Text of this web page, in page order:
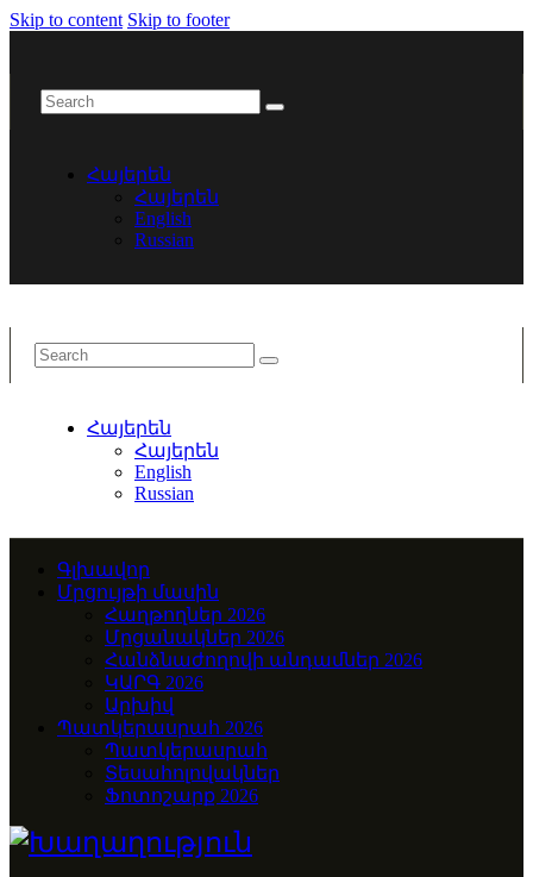
Skip to content Skip to footer
Հայերեն
Հայերեն
English
Russian
Հայերեն
Հայերեն
English
Russian
Գլխավոր
Մրցույթի մասին
Հաղթողներ 2026
Մրցանակներ 2026
Հանձնաժողովի անդամներ 2026
ԿԱՐԳ 2026
Արխիվ
Պատկերասրահ 2026
Պատկերասրահ
Տեսահոլովակներ
Ֆոտոշարք 2026